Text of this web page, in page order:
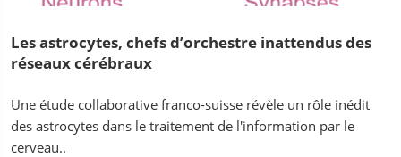
Les astrocytes, chefs d’orchestre inattendus des
réseaux cérébraux
Une étude collaborative franco-suisse révèle un rôle inédit
des astrocytes dans le traitement de l'information par le
cerveau..